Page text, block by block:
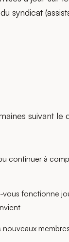
syndicat
suivant
continuer à
fonctionne
nouveaux